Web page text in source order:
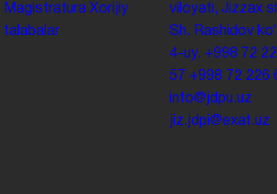
Magistratura Xorijiy
talabalar
viloyati, Jizzax
Sh. Rashidov
4-uy. +998 72
57 +998 72 226
info@jdpu.uz
jiz.jdpi@exat.uz